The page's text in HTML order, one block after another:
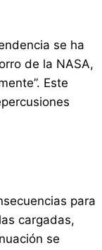
se ha
de la NASA,
Este
para
cargadas,
se